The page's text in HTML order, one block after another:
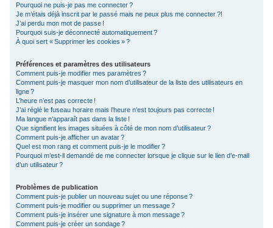
Pourquoi ne puis-je pas me connecter ?
Je m’étais déjà inscrit par le passé mais ne peux plus me connecter ?!
J’ai perdu mon mot de passe !
Pourquoi suis-je déconnecté automatiquement ?
À quoi sert « Supprimer les cookies » ?
Préférences et paramètres des utilisateurs
Comment puis-je modifier mes paramètres ?
Comment puis-je masquer mon nom d’utilisateur de la liste des utilisateurs en
ligne ?
L’heure n’est pas correcte !
J’ai réglé le fuseau horaire mais l’heure n’est toujours pas correcte !
Ma langue n’apparaît pas dans la liste !
Que signifient les images situées à côté de mon nom d’utilisateur ?
Comment puis-je afficher un avatar ?
Quel est mon rang et comment puis-je le modifier ?
Pourquoi m’est-il demandé de me connecter lorsque je clique sur le lien d’e-mail
d’un utilisateur ?
Problèmes de publication
Comment puis-je publier un nouveau sujet ou une réponse ?
Comment puis-je modifier ou supprimer un message ?
Comment puis-je insérer une signature à mon message ?
Comment puis-je créer un sondage ?